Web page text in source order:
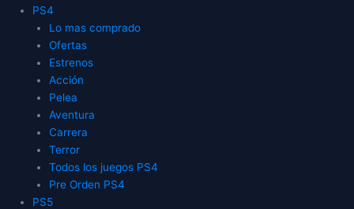
PS4
Lo mas comprado
Ofertas
Estrenos
Acción
Pelea
Aventura
Carrera
Terror
Todos los juegos PS4
Pre Orden PS4
PS5